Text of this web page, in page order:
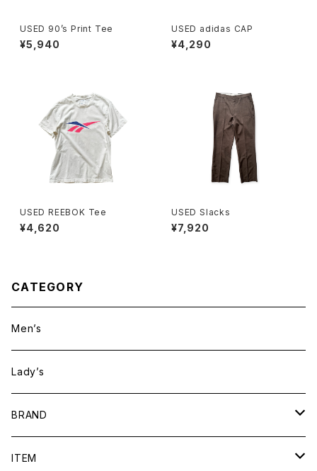
USED 90’s Print Tee
¥5,940
USED adidas CAP
¥4,290
USED REEBOK Tee
¥4,620
USED Slacks
¥7,920
CATEGORY
Men’s
Lady’s
BRAND
BAICYCLON by bagjack
ITEM